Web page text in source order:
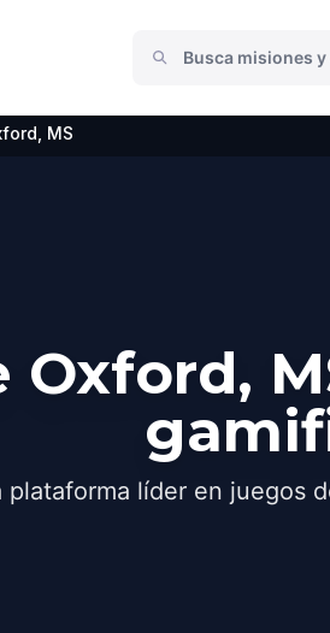
MS
Oxford,
plataforma líder en juegos